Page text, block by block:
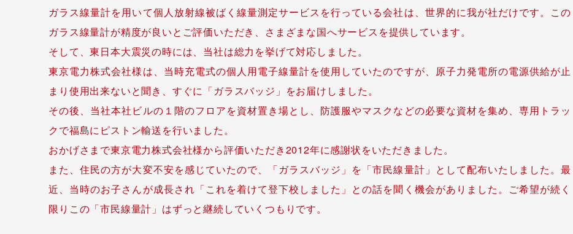
ガラス線量計を用いて個人放射線被ばく線量測定サービスを行っている会社は、世界的に我が社だけです。この
ガラス線量計が精度が良いとご評価いただき、さまざまな国へサービスを提供しています。
そして、東日本大震災の時には、当社は総力を挙げて対応しました。
東京電力株式会社様は、当時充電式の個人用電子線量計を使用していたのですが、原子力発電所の電源供給が止
まり使用出来ないと聞き、すぐに「ガラスバッジ」をお届けしました。
その後、当社本社ビルの１階のフロアを資材置き場とし、防護服やマスクなどの必要な資材を集め、専用トラッ
クで福島にピストン輸送を行いました。
おかげさまで東京電力株式会社様から評価いただき2012年に感謝状をいただきました。
また、住民の方が大変不安を感じていたので、「ガラスバッジ」を「市民線量計」として配布いたしました。最
近、当時のお子さんが成長され「これを着けて登下校しました」との話を聞く機会がありました。ご希望が続く
限りこの「市民線量計」はずっと継続していくつもりです。